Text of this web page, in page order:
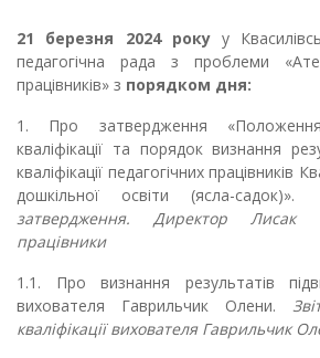
21 березня 2024 рокуу
педагогічна рада з проблеми
працівників» з порядком дня:
1.
Про затвердження
кваліфікації та порядок визнання
кваліфікації педагогічних працівників
дошкільної освіти (ясла-садок)».
затвердження. Директор Лисак
працівники
1.1.
Про визнання результатів
вихователя Гаврильчик Олени.
кваліфікації вихователя Гаврильчик